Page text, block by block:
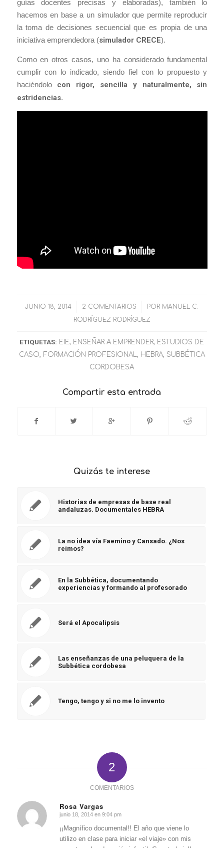
guías docentes precisas y elaboradas), también lo
hacemos en base a un simulador que permite reproducir
la toma de decisiones secuencial que es propia de una
iniciativa emprendedora (simulador CRECE).
Como en otros casos, uno ha considerado fundamental
cumplir con lo indicado, siendo fiel con lo propuesto y
haciéndolo con rigor, sencilla y naturalmente, sin
estridencias.
JUNIO 18, 2014
/ 2 COMENTARIOS
/ POR MANUEL C.
RODRÍGUEZ RODRÍGUEZ
ETIQUETAS: EIE, ENSEÑAR A EMPRENDER, ESTUDIOS DE
CASO, FORMACIÓN PROFESIONAL , HEBRA, SUBBÉTICA
CORDOBESA
Compartir esta entrada
Quizás te interese
Historias de empresas de base real
andaluzas. Documentales HEBRA
La no idea vía Faemino y Cansado. ¿Nos
reímos?
En la Subbética, documentando
experiencias y formando al profesorado
Será el Apocalipsis
Las enseñanzas de una peluquera de la
Subbética cordobesa
Tengo, tengo y si no me lo invento
2
COMENTARIOS
Rosa Vargas
Dice:
junio 18, 2014 en 9:04 pm
¡¡Magnífico documental!! El año que viene lo
utilizo en clase para iniciar «el viaje» con mis